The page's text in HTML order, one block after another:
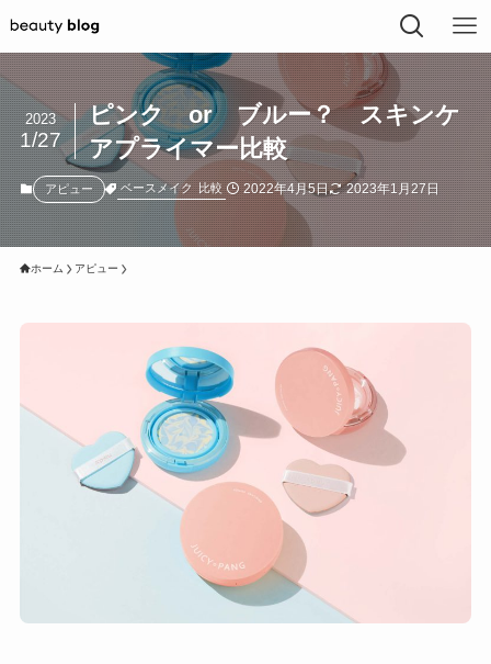
ピンク or ブルー？ スキンケ
アプライマー比較
2023
1/27
アピュー ベースメイク 比較 2022年4月5日 2023年1月27日
ホーム アピュー